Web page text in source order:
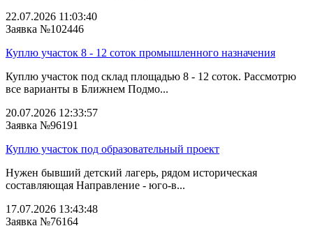
22.07.2026 11:03:40
Заявка №102446
Куплю участок 8 - 12 соток промышленного назначения
Куплю участок под склад площадью 8 - 12 соток. Рассмотрю
все варианты в Ближнем Подмо...
20.07.2026 12:33:57
Заявка №96191
Куплю участок под образовательный проект
Нужен бывший детский лагерь, рядом историческая
составляющая Направление - юго-в...
17.07.2026 13:43:48
Заявка №76164